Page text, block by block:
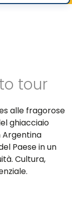
tour
alle fragorose
ghiacciaio
Argentina
Paese in un
Cultura,